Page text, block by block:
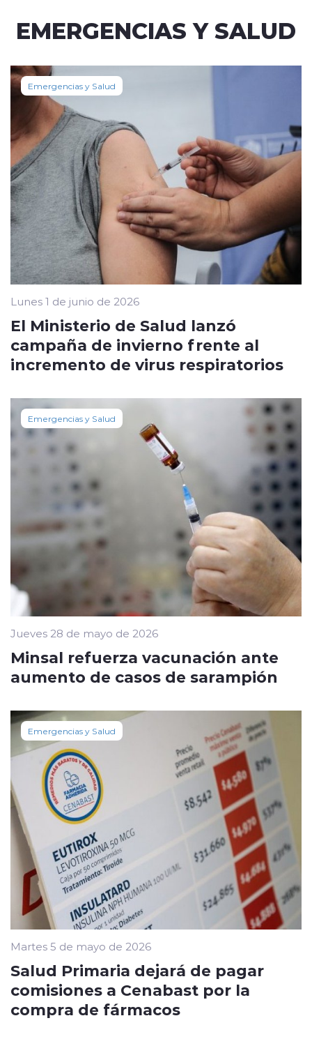
EMERGENCIAS Y SALUD
Emergencias y Salud
Lunes 1 de junio de 2026
El Ministerio de Salud lanzó
campaña de invierno frente al
incremento de virus respiratorios
Emergencias y Salud
Jueves 28 de mayo de 2026
Minsal refuerza vacunación ante
aumento de casos de sarampión
Emergencias y Salud
Martes 5 de mayo de 2026
Salud Primaria dejará de pagar
comisiones a Cenabast por la
compra de fármacos